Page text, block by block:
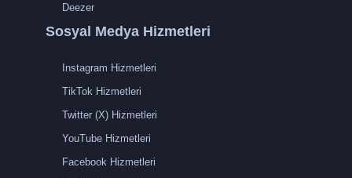
Deezer
Sosyal Medya Hizmetleri
Instagram Hizmetleri
TikTok Hizmetleri
Twitter (X) Hizmetleri
YouTube Hizmetleri
Facebook Hizmetleri